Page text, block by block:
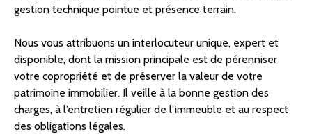
gestion technique pointue et présence terrain.
Nous vous attribuons un interlocuteur unique, expert et
disponible, dont la mission principale est de pérenniser
votre copropriété et de préserver la valeur de votre
patrimoine immobilier. Il veille à la bonne gestion des
charges, à l’entretien régulier de l’immeuble et au respect
des obligations légales.